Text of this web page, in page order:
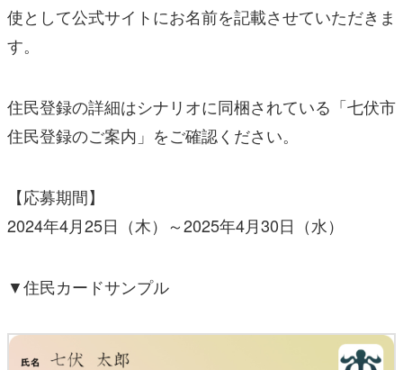
使として公式サイトにお名前を記載させていただきま
す。
住民登録の詳細はシナリオに同梱されている「七伏市
住民登録のご案内」をご確認ください。
【応募期間】
2024年4月25日（木）～2025年4月30日（水）
▼住民カードサンプル